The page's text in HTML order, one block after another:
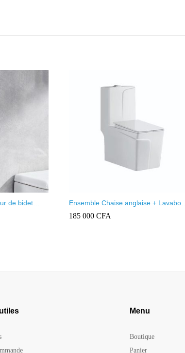
de bidet
Ensemble Chaise anglaise + Lavabo
monobloc tout Blanc
185 000 CFA
Menu
Boutique
Panier